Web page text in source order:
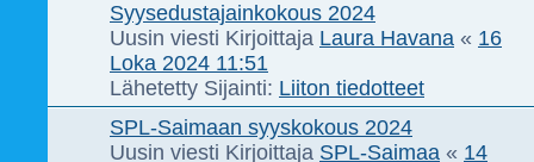
Syysedustajainkokous 2024
Uusin viesti Kirjoittaja Laura Havana « 16
Loka 2024 11:51
Lähetetty Sijainti: Liiton tiedotteet
SPL-Saimaan syyskokous 2024
Uusin viesti Kirjoittaja SPL-Saimaa « 14